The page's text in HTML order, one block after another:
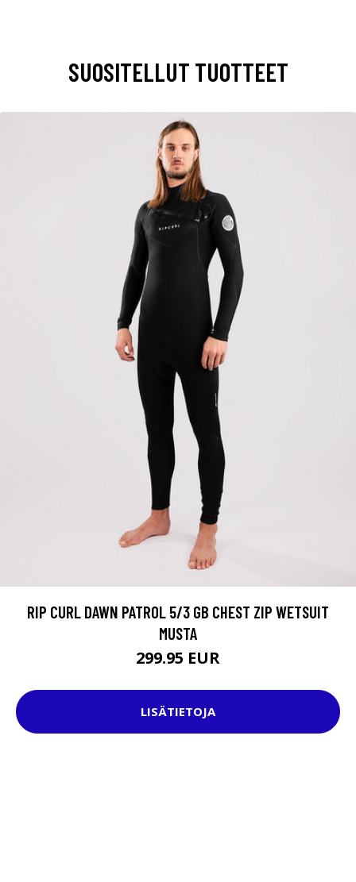
SUOSITELLUT TUOTTEET
RIP CURL DAWN PATROL 5/3 GB CHEST ZIP WETSUIT
MUSTA
299.95 EUR
LISÄTIETOJA